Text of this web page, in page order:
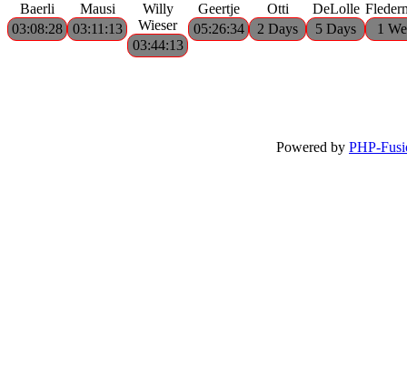
Baerli
03:08:28
Mausi
03:11:13
Willy
Wieser
03:44:13
Geertje
05:26:34
Otti
2 Days
DeLolle
5 Days
1
Powered by PHP-